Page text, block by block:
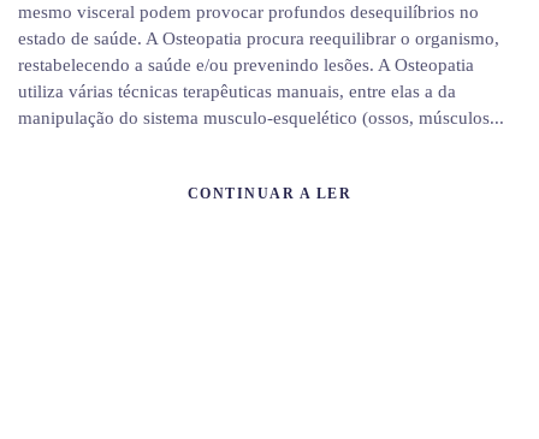
mesmo visceral podem provocar profundos desequilíbrios no
estado de saúde. A Osteopatia procura reequilibrar o organismo,
restabelecendo a saúde e/ou prevenindo lesões. A Osteopatia
utiliza várias técnicas terapêuticas manuais, entre elas a da
manipulação do sistema musculo-esquelético (ossos, músculos...
CONTINUAR A LER